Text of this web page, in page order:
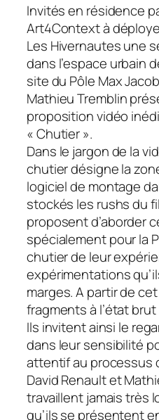
Invités en résidence
Art4Context à
Les Hivernautes une
dans l’espace urbain
site du Pôle Max
Mathieu Tremblin
proposition vidéo
« Chutier ».
Dans le jargon de la
chutier désigne la
logiciel de montage
stockés les rushs du
proposent d’aborder
spécialement pour la
chutier de leur
expérimentations
marges. A partir de
fragments à l’état
Ils invitent ainsi le
dans leur sensibilité
attentif au processus
David Renault et
travaillent jamais très
qu’ils se présentent